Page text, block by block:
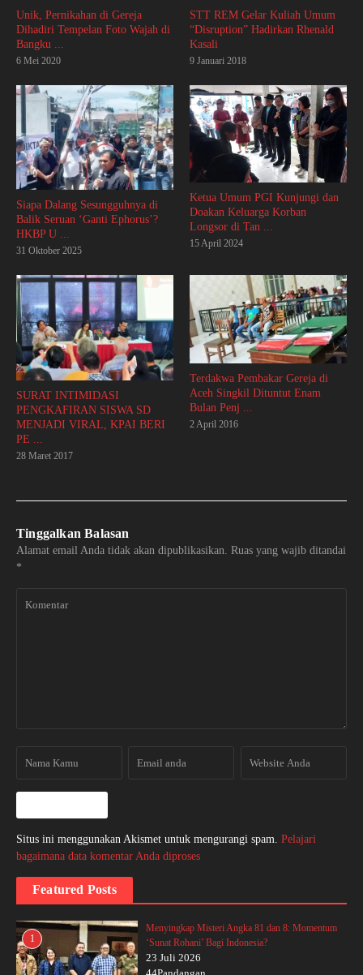
Unik, Pernikahan di Gereja
Dihadiri Tempelan Foto Wajah di
Bangku ...
6 Mei 2020
STT REM Gelar Kuliah Umum
“Disruption” Hadirkan Rhenald
Kasali
9 Januari 2018
Siapa Dalang Sesungguhnya di
Balik Seruan ‘Ganti Ephorus’?
HKBP U ...
31 Oktober 2025
Ketua Umum PGI Kunjungi dan
Doakan Keluarga Korban
Longsor di Tan ...
15 April 2024
SURAT INTIMIDASI
PENGKAFIRAN SISWA SD
MENJADI VIRAL, KPAI BERI
PE ...
28 Maret 2017
Terdakwa Pembakar Gereja di
Aceh Singkil Dituntut Enam
Bulan Penj ...
2 April 2016
Tinggalkan Balasan
Alamat email Anda tidak akan dipublikasikan. Ruas yang wajib ditandai
*
Situs ini menggunakan Akismet untuk mengurangi spam. Pelajari
bagaimana data komentar Anda diproses
Featured Posts
1
Menyingkap Misteri Angka 81 dan 8: Momentum
‘Sunat Rohani’ Bagi Indonesia?
23 Juli 2026